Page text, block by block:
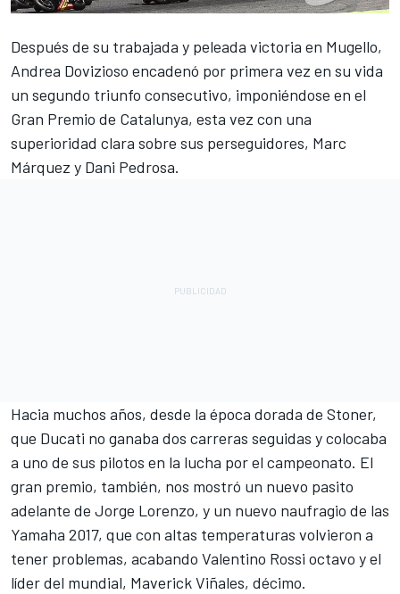
Después de su trabajada y peleada victoria en Mugello,
Andrea Dovizioso encadenó por primera vez en su vida
un segundo triunfo consecutivo, imponiéndose en el
Gran Premio de Catalunya, esta vez con una
superioridad clara sobre sus perseguidores, Marc
Márquez y Dani Pedrosa.
Hacia muchos años, desde la época dorada de Stoner,
que Ducati no ganaba dos carreras seguidas y colocaba
a uno de sus pilotos en la lucha por el campeonato. El
gran premio, también, nos mostró un nuevo pasito
adelante de Jorge Lorenzo, y un nuevo naufragio de las
Yamaha 2017, que con altas temperaturas volvieron a
tener problemas, acabando Valentino Rossi octavo y el
líder del mundial, MaverickViñales, décimo.